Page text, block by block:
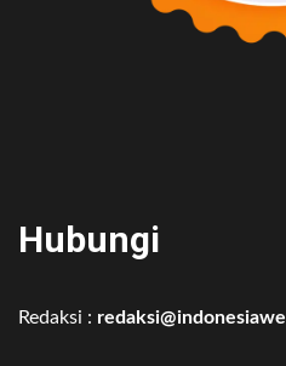
Hubungi
Redaksi :